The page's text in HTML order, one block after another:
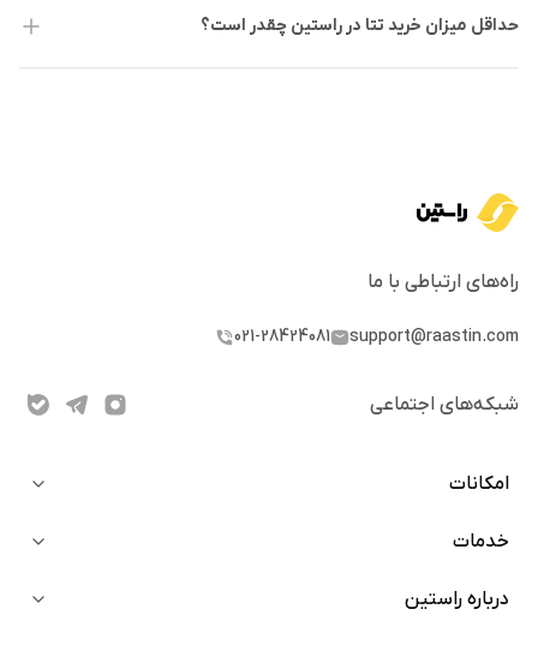
فروش اکثر توکن‌های مطرح بازار را برای شما به ارمغان آورده است.
حداقل میزان خرید تتا در راستین چقدر است؟
راه‌های ارتباطی با ما
support@raastin.com
021-28424081
شبکه‌های اجتماعی
امکانات
خرید آنی
دعوت از دوستان
خدمات
بلاگ
درباره راستین